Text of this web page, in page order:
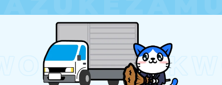
9:00〜19:00 年中無休 9:00〜19:00 年中無休
福井県
050-1881-5258
9:00〜19:00 年中無休
050-1881-5261
9:00〜19:00 年中無休
富山県 山梨県